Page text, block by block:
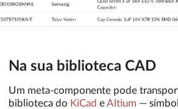
Na sua biblioteca CAD
Um meta-componente pode
biblioteca do KiCad eAltium —